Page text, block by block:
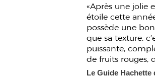
«Après une jolie
étoile cette
possède une
que sa texture,
puissante,
de fruits rouges,
Le Guide Hachette